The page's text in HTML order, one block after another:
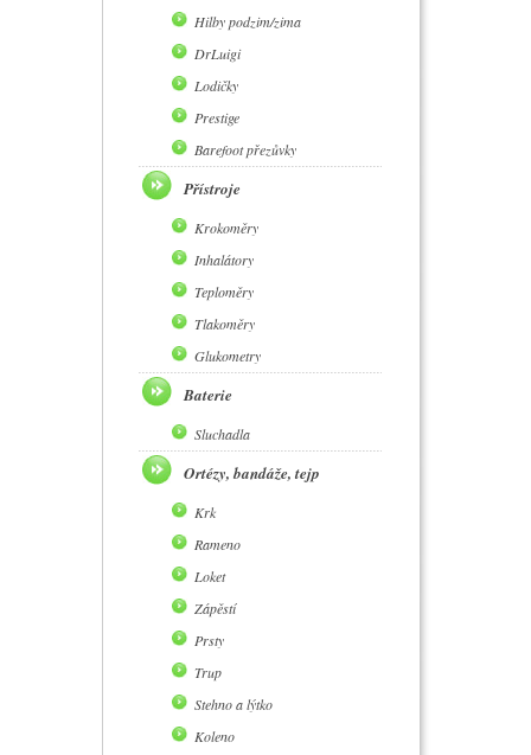
Hilby podzim/zima
DrLuigi
Lodičky
Prestige
Barefoot přezůvky
Přístroje
Krokoměry
Inhalátory
Teploměry
Tlakoměry
Glukometry
Baterie
Sluchadla
Ortézy, bandáže, tejp
Krk
Rameno
Loket
Zápěstí
Prsty
Trup
Stehno a lýtko
Koleno